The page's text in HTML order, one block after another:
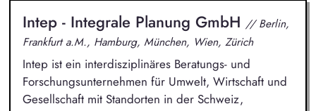
Intep - Integrale Planung GmbH // Berlin,
Frankfurt a.M., Hamburg, München, Wien, Zürich
Intep ist ein interdisziplinäres Beratungs- und
Forschungsunternehmen für Umwelt, Wirtschaft und
Gesellschaft mit Standorten in der Schweiz,